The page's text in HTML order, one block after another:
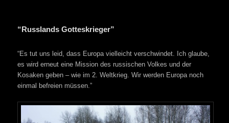
“Russlands Gotteskrieger”
“Es tut uns leid, dass Europa vielleicht verschwindet. Ich glaube,
es wird erneut eine Mission des russischen Volkes und der
Kosaken geben – wie im 2. Weltkrieg. Wir werden Europa noch
einmal befreien müssen.”